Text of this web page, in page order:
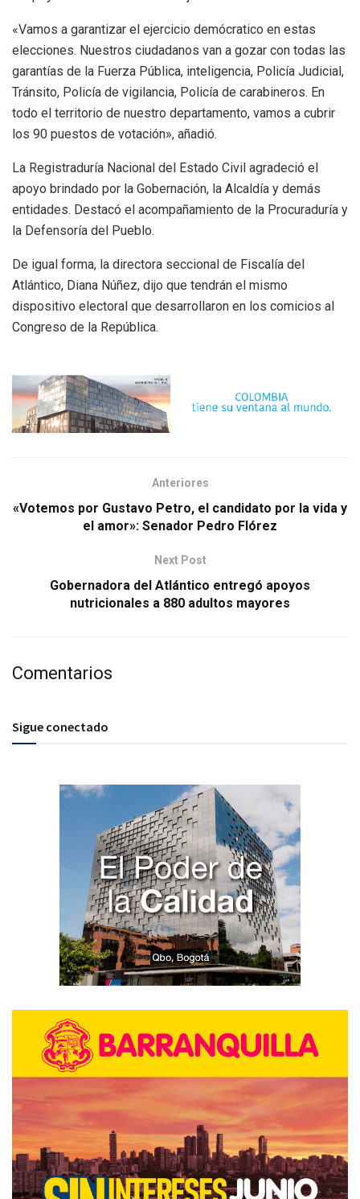
«Vamos a garantizar el ejercicio demócratico en estas
elecciones. Nuestros ciudadanos van a gozar con todas las
garantías de la Fuerza Pública, inteligencia, Policía Judicial,
Tránsito, Policía de vigilancia, Policía de carabineros. En
todo el territorio de nuestro departamento, vamos a cubrir
los 90 puestos de votación», añadió.
La Registraduría Nacional del Estado Civil agradeció el
apoyo brindado por la Gobernación, la Alcaldía y demás
entidades. Destacó el acompañamiento de la Procuraduría y
la Defensoría del Pueblo.
De igual forma, la directora seccional de Fiscalía del
Atlántico, Diana Núñez, dijo que tendrán el mismo
dispositivo electoral que desarrollaron en los comicios al
Congreso de la República.
Anteriores
«Votemos por Gustavo Petro, el candidato por la vida y
el amor»: Senador Pedro Flórez
Next Post
Gobernadora del Atlántico entregó apoyos
nutricionales a 880 adultos mayores
Comentarios
Sigue conectado